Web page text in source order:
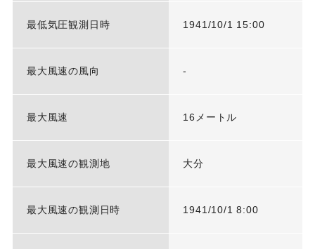
最低気圧観測日時 1941/10/1 15:00
最大風速の風向 -
最大風速 16メートル
最大風速の観測地 大分
最大風速の観測日時 1941/10/1 8:00